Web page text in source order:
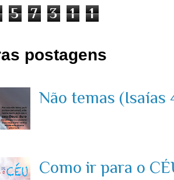
5 7 3 1 1
postagens
Não temas (Isaías
Como ir para o